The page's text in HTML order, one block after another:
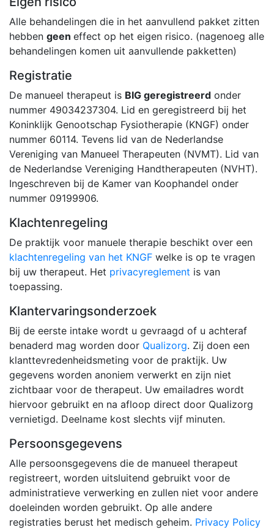
Alle behandelingen die in het aanvullend pakket zitten
hebben geen effect op het eigen risico. (nagenoeg alle
behandelingen komen uit aanvullende pakketten)
Registratie
De manueel therapeut is BIG geregistreerd onder
nummer 49034237304. Lid en geregistreerd bij het
Koninklijk Genootschap Fysiotherapie (KNGF) onder
nummer 60114. Tevens lid van de Nederlandse
Vereniging van Manueel Therapeuten (NVMT). Lid van
de Nederlandse Vereniging Handtherapeuten (NVHT).
Ingeschreven bij de Kamer van Koophandel onder
nummer 09199906.
Klachtenregeling
De praktijk voor manuele therapie beschikt over een
klachtenregeling van het KNGF welke is op te vragen
bij uw therapeut. Het privacyreglement is van
toepassing.
Klantervaringsonderzoek
Bij de eerste intake wordt u gevraagd of u achteraf
benaderd mag worden door Qualizorg. Zij doen een
klanttevredenheidsmeting voor de praktijk. Uw
gegevens worden anoniem verwerkt en zijn niet
zichtbaar voor de therapeut. Uw emailadres wordt
hiervoor gebruikt en na afloop direct door Qualizorg
vernietigd. Deelname kost slechts vijf minuten.
Persoonsgegevens
Alle persoonsgegevens die de manueel therapeut
registreert, worden uitsluitend gebruikt voor de
administratieve verwerking en zullen niet voor andere
doeleinden worden gebruikt. Op alle andere
registraties berust het medisch geheim. Privacy Policy